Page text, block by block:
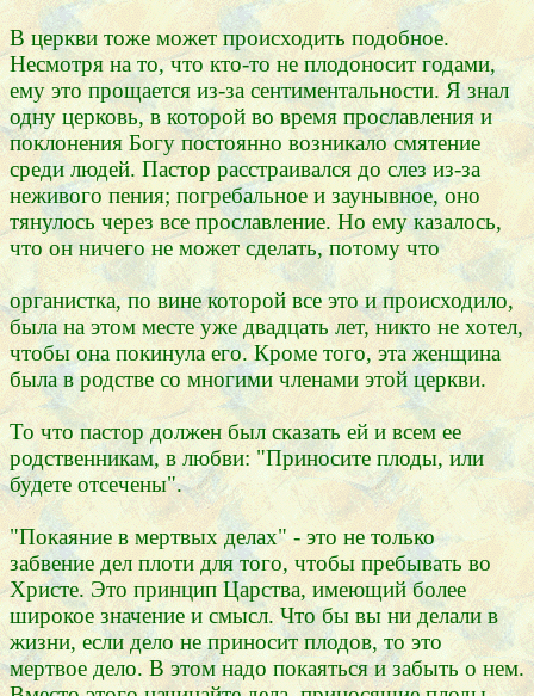
В церкви тоже может происходить подобное.
Несмотря на то, что кто-то не плодоносит годами,
ему это прощается из-за сентиментальности. Я знал
одну церковь, в которой во время прославления и
поклонения Богу постоянно возникало смятение
среди людей. Пастор расстраивался до слез из-за
неживого пения; погребальное и заунывное, оно
тянулось через все прославление. Но ему казалось,
что он ничего не может сделать, потому что
органистка, по вине которой все это и происходило,
была на этом месте уже двадцать лет, никто не хотел,
чтобы она покинула его. Кроме того, эта женщина
была в родстве со многими членами этой церкви.
То что пастор должен был сказать ей и всем ее
родственникам, в любви: "Приносите плоды, или
будете отсечены".
"Покаяние в мертвых делах" - это не только
забвение дел плоти для того, чтобы пребывать во
Христе. Это принцип Царства, имеющий более
широкое значение и смысл. Что бы вы ни делали в
жизни, если дело не приносит плодов, то это
мертвое дело. В этом надо покаяться и забыть о нем.